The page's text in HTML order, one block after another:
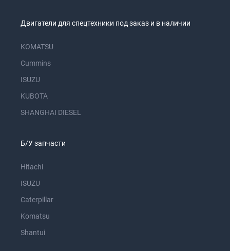
Двигатели для спецтехники под заказ и в наличии
KOMATSU
Cummins
ISUZU
KUBOTA
SHANGHAI DIESEL
Б/У запчасти
Hitachi
ISUZU
Caterpillar
Komatsu
Shantui